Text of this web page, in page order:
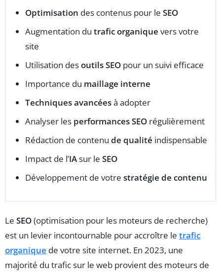
Optimisation des contenus pour le SEO
Augmentation du trafic organique vers votre
site
Utilisation desoutils SEO pour un suivi efficace
Importance du maillage interne
Techniques avancéesà adopter
Analyser les performances SEO régulièrement
Rédaction de contenu de qualité indispensable
Impact de l’IAsur le SEO
Développement de votre stratégie de contenu
Le SEO(optimisation pour les moteurs de recherche)
est un levier incontournable pour accroître le trafic
organique de votre site internet. En 2023, une
majorité du trafic sur le web provient des moteurs de